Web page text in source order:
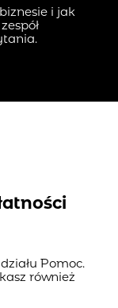
i jak
Pomoc.
również